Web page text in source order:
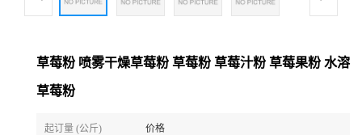
草莓粉 喷雾干燥草莓粉 草莓粉 草莓汁粉 草莓果粉 水溶
草莓粉
起订量 (公斤) 价格